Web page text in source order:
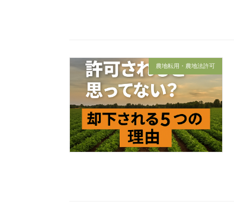
農地転用・農地法許可